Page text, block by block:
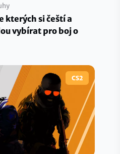
kterých si čeští a
vybírat pro boj o
CS2